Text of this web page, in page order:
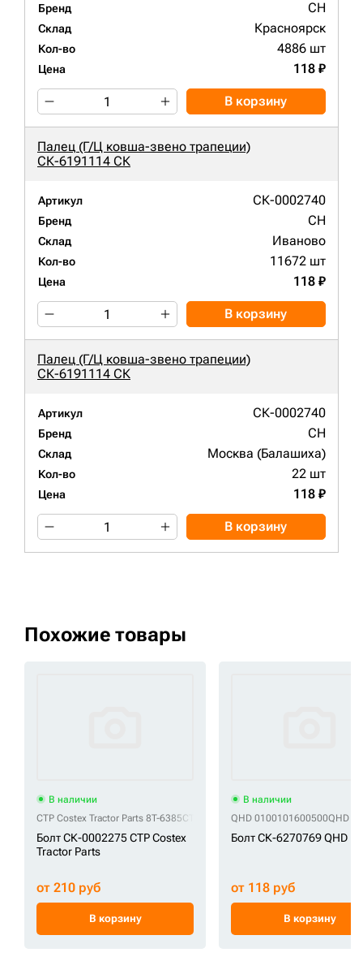
Бренд CH
Склад Красноярск
Кол-во 4886 шт
Цена 118 ₽
В корзину
Палец (Г/Ц ковша-звено трапеции)
СК-6191114 СК
Артикул СК-0002740
Бренд CH
Склад Иваново
Кол-во 11672 шт
Цена 118 ₽
В корзину
Палец (Г/Ц ковша-звено трапеции)
СК-6191114 СК
Артикул СК-0002740
Бренд CH
Склад Москва (Балашиха)
Кол-во 22 шт
Цена 118 ₽
В корзину
Похожие товары
В наличии
CTP Costex Tractor Parts 8T-6385CTP Costex Tractor Parts 8T6385
Болт СК-0002275 CTP Costex
Tractor Parts
от 210 руб
В корзину
В наличии
QHD 0100101600500QHD
Болт СК-6270769 QHD
от 118 руб
В корзину